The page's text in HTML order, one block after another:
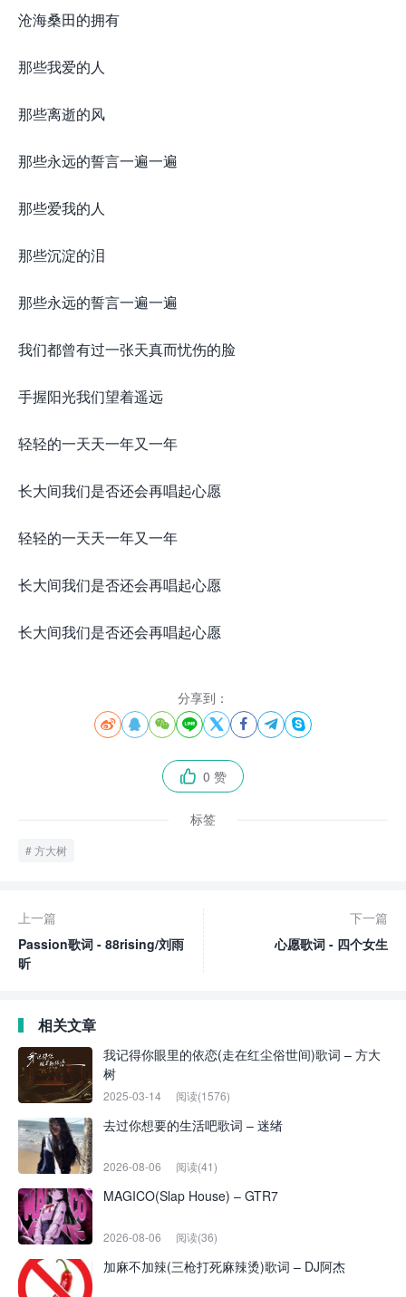
沧海桑田的拥有
那些我爱的人
那些离逝的风
那些永远的誓言一遍一遍
那些爱我的人
那些沉淀的泪
那些永远的誓言一遍一遍
我们都曾有过一张天真而忧伤的脸
手握阳光我们望着遥远
轻轻的一天天一年又一年
长大间我们是否还会再唱起心愿
轻轻的一天天一年又一年
长大间我们是否还会再唱起心愿
长大间我们是否还会再唱起心愿
分享到：
       
 0 赞
标签
方大树
上一篇
Passion歌词 - 88rising/刘雨
昕
下一篇
心愿歌词 - 四个女生
相关文章
我记得你眼里的依恋(走在红尘俗世间)歌词 – 方大
树
2025-03-14 阅读(1576)
去过你想要的生活吧歌词 – 迷绪
2026-08-06 阅读(41)
MAGICO(Slap House) – GTR7
2026-08-06 阅读(36)
加麻不加辣(三枪打死麻辣烫)歌词 – DJ阿杰